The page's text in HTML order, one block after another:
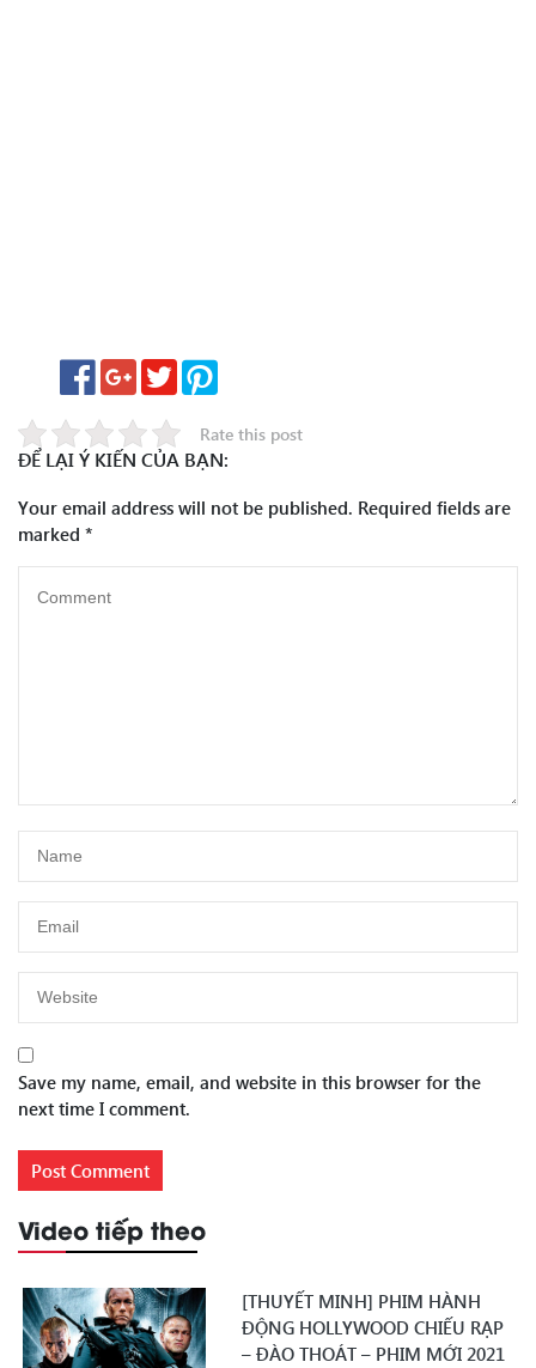
Rate this post
ĐỂ LẠI Ý KIẾN CỦA BẠN:
Your email address will not be published. Required fields are
marked *
Save my name, email, and website in this browser for the
next time I comment.
Video tiếp theo
[THUYẾT MINH] PHIM HÀNH
ĐỘNG HOLLYWOOD CHIẾU RẠP
– ĐÀO THOÁT – PHIM MỚI 2021